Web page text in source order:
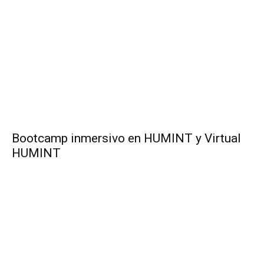
Bootcamp inmersivo en HUMINT y Virtual
HUMINT